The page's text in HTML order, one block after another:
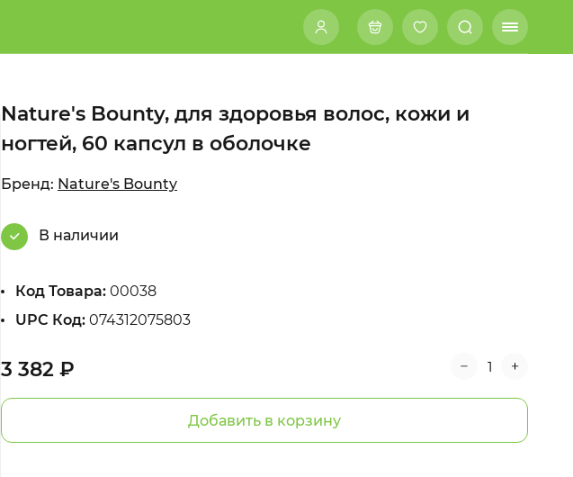
Nature's Bounty, для здоровья волос, кожи и
ногтей, 60 капсул в оболочке
3 382 ₽
Добавить в корзину
Бренд: Nature's Bounty
В наличии
Код Товара: 00038
UPC Код: 074312075803